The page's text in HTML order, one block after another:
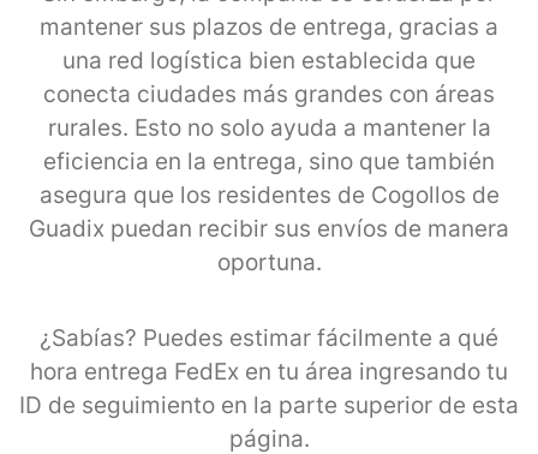
mantener sus plazos de entrega, gracias a
una red logística bien establecida que
conecta ciudades más grandes con áreas
rurales. Esto no solo ayuda a mantener la
eficiencia en la entrega, sino que también
asegura que los residentes de Cogollos de
Guadix puedan recibir sus envíos de manera
oportuna.
¿Sabías? Puedes estimar fácilmente a qué
hora entrega FedEx en tu área ingresando tu
ID de seguimiento en la parte superior de esta
página.